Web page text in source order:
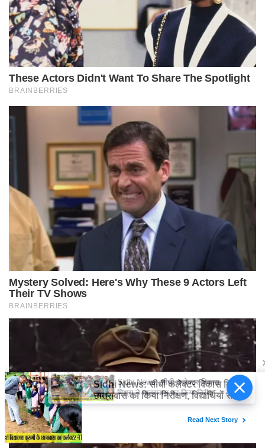
Sidhi News: सीधी कलेक्टर विकास
मिश्रा ने छात्रावास का किया निरीक्षण,
विद्यार्थियों संग किया रात्रि भोजन